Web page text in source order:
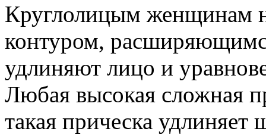
Круглолицым женщинам
контуром,
удлиняют лицо и
Любая высокая сложная
такая прическа